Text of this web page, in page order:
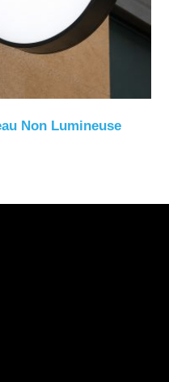
Non Lumineuse